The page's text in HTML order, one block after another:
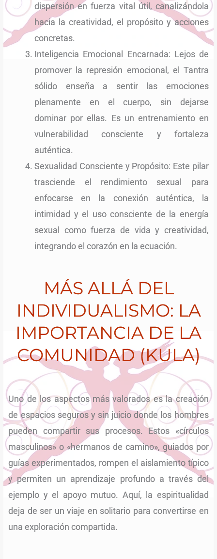
dispersión en fuerza vital útil, canalizándola
hacia la creatividad, el propósito y acciones
concretas.
Inteligencia Emocional Encarnada: Lejos de
promover la represión emocional, el Tantra
sólido enseña a sentir las emociones
plenamente en el cuerpo, sin dejarse
dominar por ellas. Es un entrenamiento en
vulnerabilidad consciente y fortaleza
auténtica.
Sexualidad Consciente y Propósito: Este pilar
trasciende el rendimiento sexual para
enfocarse en la conexión auténtica, la
intimidad y el uso consciente de la energía
sexual como fuerza de vida y creatividad,
integrando el corazón en la ecuación.
MÁS ALLÁ DEL
INDIVIDUALISMO: LA
IMPORTANCIA DE LA
COMUNIDAD (KULA)
Uno de los aspectos más valorados es la creación
de espacios seguros y sin juicio donde los hombres
pueden compartir sus procesos. Estos «círculos
masculinos» o «hermanos de camino», guiados por
guías experimentados, rompen el aislamiento típico
y permiten un aprendizaje profundo a través del
ejemplo y el apoyo mutuo. Aquí, la espiritualidad
deja de ser un viaje en solitario para convertirse en
una exploración compartida.